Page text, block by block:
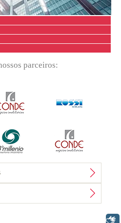
parceiros: